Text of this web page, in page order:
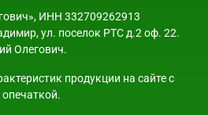
ИНН 332709262913
ул. поселок РТС д.2 оф. 22.
Олегович.
продукции на сайте с